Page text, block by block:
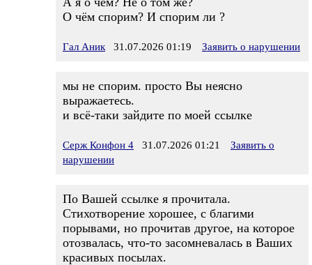
О чём спорим? И спорим ли ?
Гал Аник 31.07.2026 01:19 Заявить о нарушении
мы не спорим. просто Вы неясно
выражаетесь.
и всё-таки зайдите по моей ссылке
Серж Конфон 4 31.07.2026 01:21
Заявить о
нарушении
По Вашей ссылке я прочитала.
Стихотворение хорошее, с благими
порывами, но прочитав другое, на которое
отозвалась, что-то засомневалась в Ваших
красивых посылах.